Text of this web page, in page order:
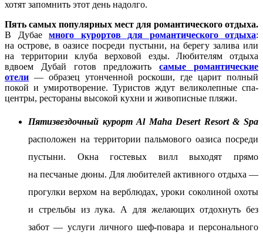
хотят запомнить этот день надолго.
Пять самых популярных мест для романтического отдыха.
В Дубае много курортов для романтического отдыха:
на острове, в оазисе посреди пустыни, на берегу залива или
на территории клуба верховой езды. Любителям отдыха
вдвоем Дубай готов предложитьсамые романтические
отели — образец утонченной роскоши, где царит полный
покой и умиротворение. Туристов ждут великолепные спа-
центры, рестораны высокой кухни и живописные пляжи.
Пятизвездочный курорт Al Maha Desert Resort & Spa
расположен на территории пальмового оазиса посреди
пустыни. Окна гостевых вилл выходят прямо
на песчаные дюны. Для любителей активного отдыха —
прогулки верхом на верблюдах, уроки соколиной охоты
и стрельбы из лука. А для желающих отдохнуть без
забот — услуги личного шеф-повара и персонального